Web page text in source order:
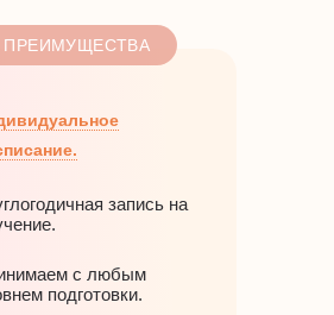
запись на
с любым
подготовки.